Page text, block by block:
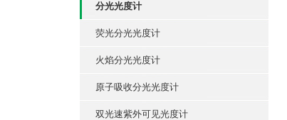
分光光度计
荧光分光光度计
火焰分光光度计
原子吸收分光光度计
双光速紫外可见光度计